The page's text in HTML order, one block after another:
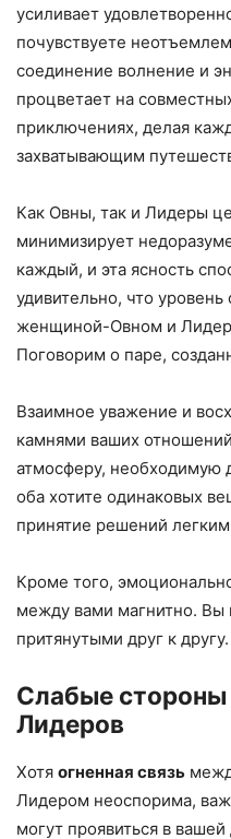
усиливает
почувствуете
соединение волнение и
процветает на
приключениях, делая
захватывающим
Как Овны, так и Лидеры
минимизирует
каждый, и эта ясность
удивительно, что
женщиной-Овном и
Поговорим о паре,
Взаимное уважение и
камнями ваших
атмосферу, необходимую
оба хотите одинаковых
принятие решений
Кроме того,
между вами магнитно.
притянутыми друг к другу.
Слабые
Лидеров
Хотя огненная связь
Лидером неоспорима,
могут проявиться в